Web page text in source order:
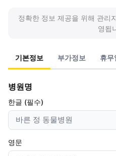
정확한 정보 제공을 위해 관리
영됩
기본정보 부가정보 휴무
병원명
한글 (필수)
영문